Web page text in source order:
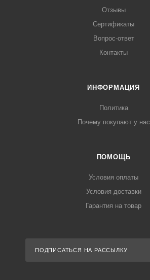
Отзывы
Сертификаты
Вопрос-ответ
Контакты
ИНФОРМАЦИЯ
Политика
Почему покупают у нас
ПОМОЩЬ
Условия оплаты
Условия доставки
Гарантия на товар
ПОДПИСАТЬСЯ НА РАССЫЛКУ